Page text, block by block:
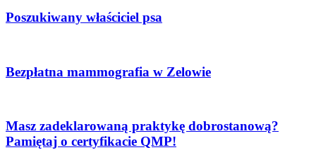
Poszukiwany właściciel psa
Bezpłatna mammografia w Zelowie
Masz zadeklarowaną praktykę dobrostanową?
Pamiętaj o certyfikacie QMP!